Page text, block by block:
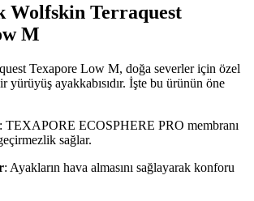
Wolfskin Terraquest
M
Texapore Low M, doğa severler için özel
yürüyüş ayakkabısıdır. İşte bu ürünün öne
: TEXAPORE ECOSPHERE PRO membranı
sağlar.
: Ayakların hava almasını sağlayarak konforu